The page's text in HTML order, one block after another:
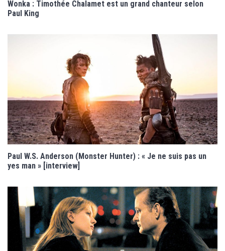
Wonka : Timothée Chalamet est un grand chanteur selon
Paul King
Paul W.S. Anderson (Monster Hunter) : « Je ne suis pas un
yes man » [interview]